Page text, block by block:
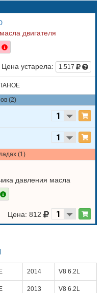
двигателя
Цена устарела: 1.517
(2)
(1)
давления масла
Цена: 812
2014 V8 6.2L
2013 V8 6.2L